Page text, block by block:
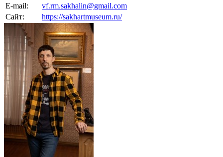
E-mail:
vf.rm.sakhalin@gmail.com
Сайт:
https://sakhartmuseum.ru/